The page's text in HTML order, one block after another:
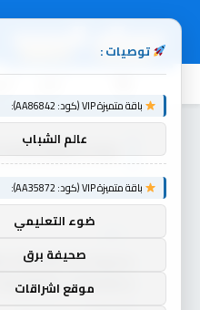
és Gyors
számára
توصيات :
باقة متميزة VIP (كود: AA86842):
عالم الشباب
باقة متميزة VIP (كود: AA35872):
ضوء التعليمي
صحيفة برق
موقع اشراقات